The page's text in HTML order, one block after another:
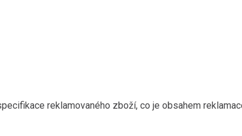
reklamovaného zboží, co je obsahem